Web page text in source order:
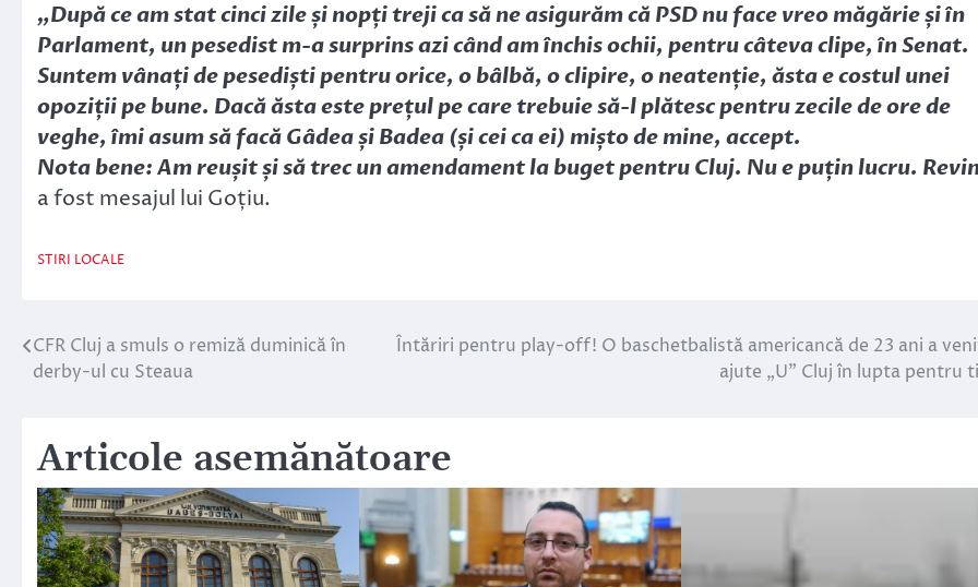
„După ce am stat cinci zile și nopți treji ca să ne asigurăm că PSD nu face vreo măgărie și în
Parlament, un pesedist m-a surprins azi când am închis ochii, pentru câteva clipe, în Senat.
Suntem vânați de pesediști pentru orice, o bâlbă, o clipire, o neatenție, ăsta e costul unei
opoziții pe bune. Dacă ăsta este prețul pe care trebuie să-l plătesc pentru zecile de ore de
veghe, îmi asum să facă Gâdea și Badea (și cei ca ei) mișto de mine, accept.
Nota bene: Am reușit și să trec un amendament la buget pentru Cluj. Nu e puțin lucru.
a fost mesajul lui Goțiu.
STIRI LOCALE
Navigare
CFR Cluj a smuls o remiză duminică în
derby-ul cu Steaua
Întăriri pentru play-off! O baschetbalistă americancă de 23 ani a
ajute „U” Cluj în lupta pentru
Articole asemănătoare